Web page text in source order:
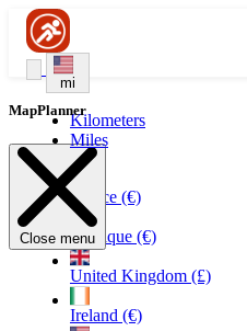
mi
Kilometers
Miles
France (€)
Belgique (€)
United Kingdom (£)
Ireland (€)
MapPlanner
Close menu